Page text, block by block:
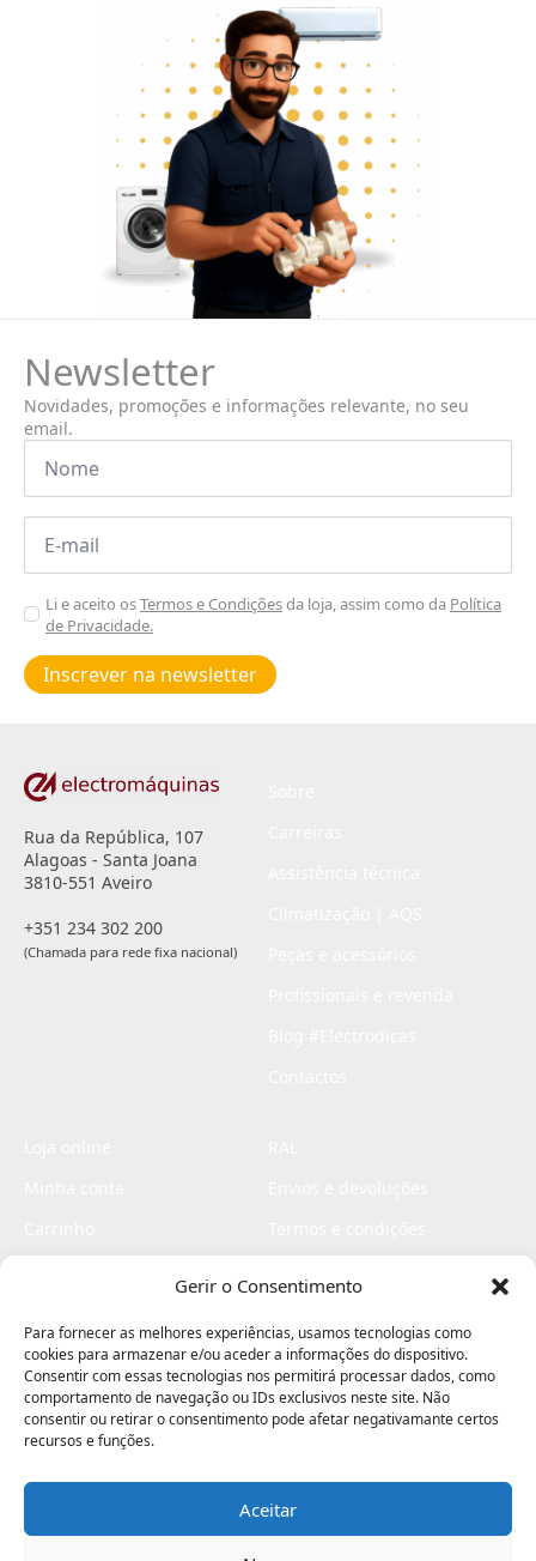
Gerir o Consentimento
Para fornecer as melhores experiências, usamos tecnologias como
cookies para armazenar e/ou aceder a informações do dispositivo.
Consentir com essas tecnologias nos permitirá processar dados, como
comportamento de navegação ou IDs exclusivos neste site. Não
consentir ou retirar o consentimento pode afetar negativamante certos
recursos e funções.
Aceitar
Newsletter
Novidades, promoções e informações relevante, no seu
email.
Nome
Email
Aceitar
Poiticas
de
privacidade
Li e aceito osTermos e Condiçõesda loja, assim como da Política
de Privacidade.
Inscrever na newsletter
Rua da República, 107
Alagoas - Santa Joana
3810-551 Aveiro
+351 234 302 200
(Chamada para rede fixa nacional)
Livro de elogios
Electromaquinas ©2026